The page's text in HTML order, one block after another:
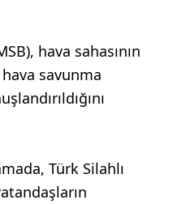
hava sahasının
savunma
Türk Silahlı